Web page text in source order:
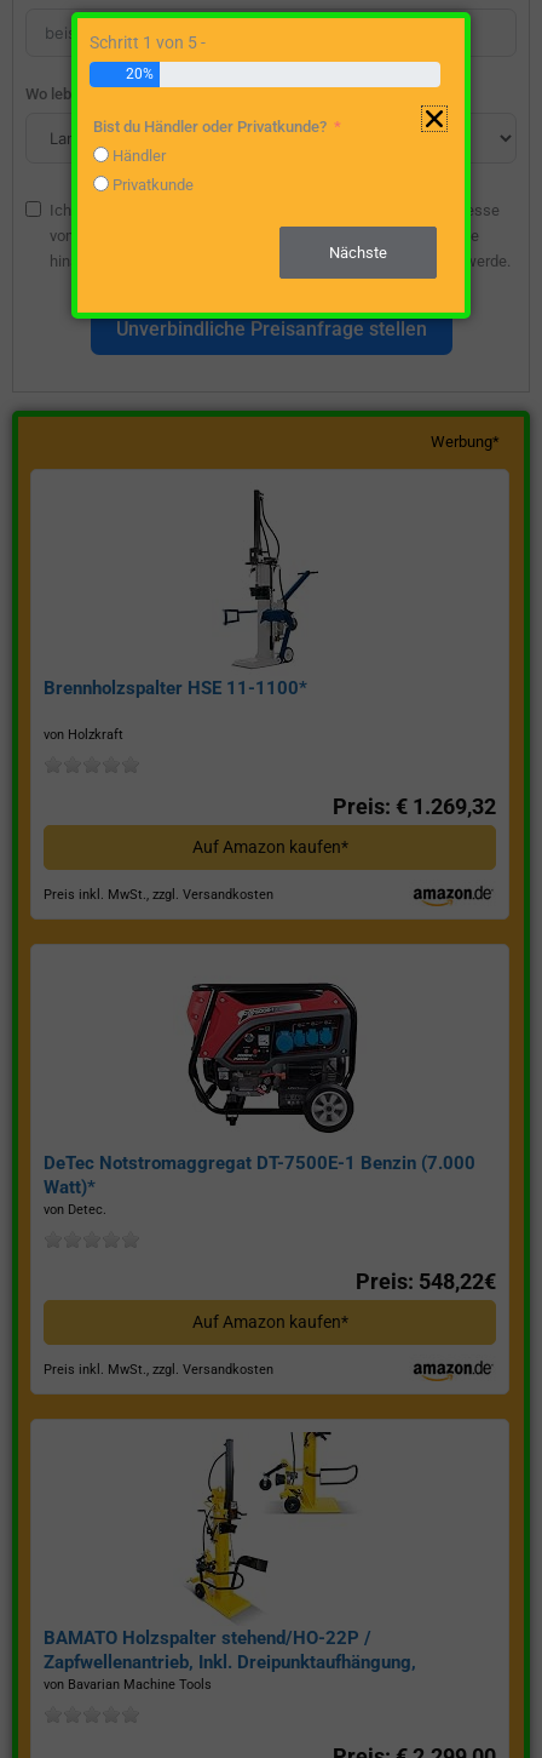
Wo lebst du?
Ich bin damit einverstanden, dass die angegebene E-Mail-Adresse
vom Webseitenbetreiber gespeichert wird, damit ich über diese
hinsichtlich eines unverbindlichen Preisangebots kontaktiert werde.
Unverbindliche Preisanfrage stellen
Werbung*
Brennholzspalter HSE 11-1100*
von Holzkraft
Preis: € 1.269,32
Auf Amazon kaufen*
Preis inkl. MwSt., zzgl. Versandkosten
DeTec Notstromaggregat DT-7500E-1 Benzin (7.000
Watt)*
von Detec.
Preis: 548,22€
Auf Amazon kaufen*
Preis inkl. MwSt., zzgl. Versandkosten
BAMATO Holzspalter stehend/HO-22P /
Zapfwellenantrieb, Inkl. Dreipunktaufhängung,
Spaltkraft 22 Tonnen*
von Bavarian Machine Tools
Schritt 1 von 5 -
20%
Bist du Händler oder Privatkunde?
Händler
Privatkunde
Nächste